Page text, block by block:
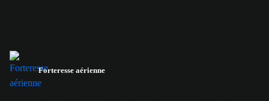
Forteresse aérienne